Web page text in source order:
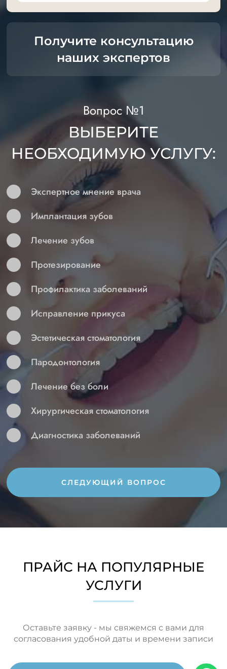
Вопрос №1
ВЫБЕРИТЕ
НЕОБХОДИМУЮ УСЛУГУ:
Экспертное мнение врача
Имплантация зубов
Лечение зубов
Протезирование
Профилактика заболеваний
Исправление прикуса
Эстетическая стоматология
Пародонтология
Лечение без боли
Хирургическая стоматология
Диагностика заболеваний
СЛЕДУЮЩИЙ ВОПРОС
Получите консультацию
наших экспертов
ПРАЙС НА ПОПУЛЯРНЫЕ
УСЛУГИ
Оставьте заявку - мы свяжемся с вами для
согласования удобной даты и времени записи